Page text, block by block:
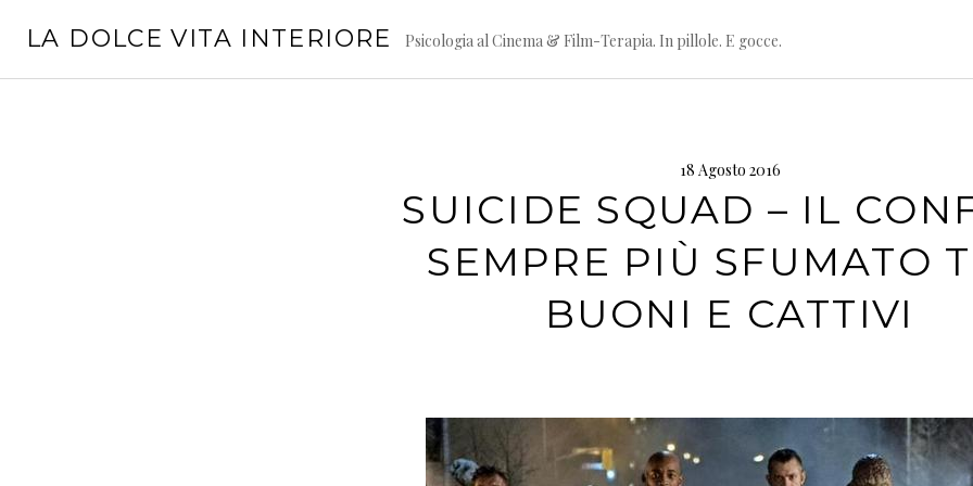
LA DOLCE VITA INTERIORE Psicologia al Cinema & Film-Terapia. In pillole. E gocce.
18 Agosto 2016
SUICIDE SQUAD – IL
SEMPRE PIÙ SFUMATO
BUONI E CATTIVI